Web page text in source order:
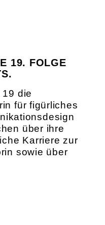
19. FOLGE
19 die
für figürliches
über ihre
Karriere zur
sowie über